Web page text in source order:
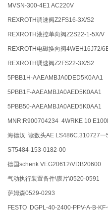
MVSN-300-4E1 AC220V
REXROTH调速阀Z2FS16-3X/S2
REXROTH液控单向阀Z2S22-1-5X/V
REXROTH电磁换向阀4WEH16J72/
REXROTH调速阀Z2FS22-3X/S2
5PBB1H-
5PBB1F-AAEAMBJA0AED5K0AA1
5PBB50-AAEAMBJA0AED5K0AA1
MNR:R900704234 4WRKE 10
海德汉 读数头AE LS486C.310727一
ST5484-153-0182-00
德国schenk VEG20612/VDB20600
气动执行装置备件\膜片\0520-0591
萨姆森0529-0293
FESTO DGPL-40-2400-PPV-A-B-